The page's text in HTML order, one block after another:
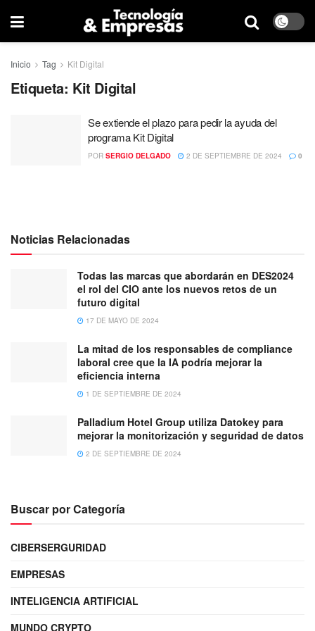
Inicio Tag Kit Digital
Etiqueta: Kit Digital
Se extiende el plazo para pedir la ayuda del
programa Kit Digital
POR SERGIO DELGADO 2 DE SEPTIEMBRE DE 2024 0
Noticias Relacionadas
Todas las marcas que abordarán en DES2024
el rol del CIO ante los nuevos retos de un
futuro digital
17 DE MAYO DE 2024
La mitad de los responsables de compliance
laboral cree que la IA podría mejorar la
eficiencia interna
1 DE SEPTIEMBRE DE 2024
Palladium Hotel Group utiliza Datokey para
mejorar la monitorización y seguridad de datos
2 DE SEPTIEMBRE DE 2024
Buscar por Categoría
CIBERSERGURIDAD
EMPRESAS
INTELIGENCIA ARTIFICIAL
MUNDO CRYPTO